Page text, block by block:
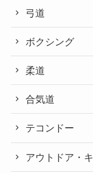
弓道
ボクシング
柔道
合気道
テコンドー
アウトドア・